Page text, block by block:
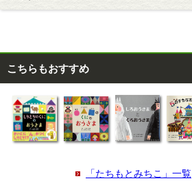
こちらもおすすめ
「たちもとみちこ」一覧